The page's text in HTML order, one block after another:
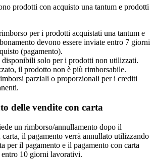
prodotti con acquisto una tantum e prodotti
per i prodotti acquistati una tantum e
devono essere inviate entro 7 giorni
(pagamento).
solo per i prodotti non utilizzati.
il prodotto non è più rimborsabile.
parziali o proporzionali per i crediti
delle vendite con carta
un rimborso/annullamento dopo il
carta, il pagamento verrà annullato utilizzando
per il pagamento e il pagamento con carta
10 giorni lavorativi.